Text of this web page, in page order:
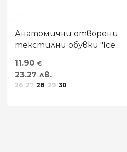
Анатомични отворени
текстилни обувки "Ice
11.90 €
23.27 лв.
26 27 28 29 30